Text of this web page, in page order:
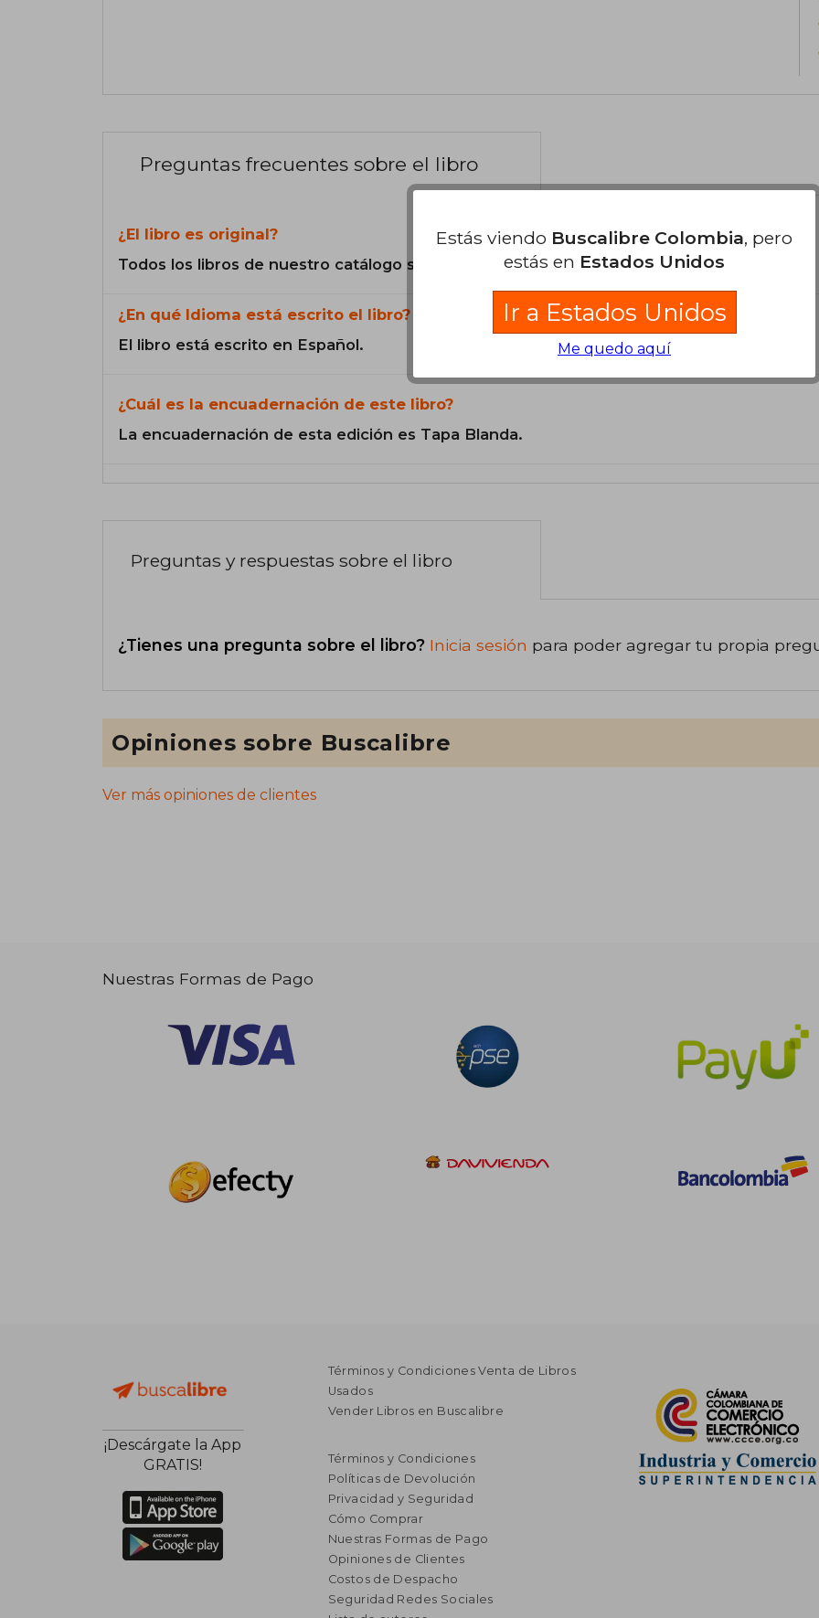
Preguntas frecuentes sobre el libro
¿El libro es original?
Todos los libros de nuestro catálogo son Originales.
¿En qué Idioma está escrito el libro?
El libro está escrito en Español.
¿Cuál es la encuadernación de este libro?
La encuadernación de esta edición es Tapa Blanda.
Preguntas y respuestas sobre el libro
¿Tienes una pregunta sobre el libro? Inicia sesión para poder agregar tu propia
Opiniones sobre Buscalibre
Ver más opiniones de clientes
Nuestras Formas de Pago
¡Descárgate la App
GRATIS!
Términos y Condiciones Venta de Libros
Usados
Vender Libros en Buscalibre
Términos y Condiciones
Políticas de Devolución
Privacidad y Seguridad
Cómo Comprar
Nuestras Formas de Pago
Opiniones de Clientes
Costos de Despacho
Seguridad Redes Sociales
Estás viendo Buscalibre Colombia, pero
estás en Estados Unidos
Ir a Estados Unidos
Me quedo aquí